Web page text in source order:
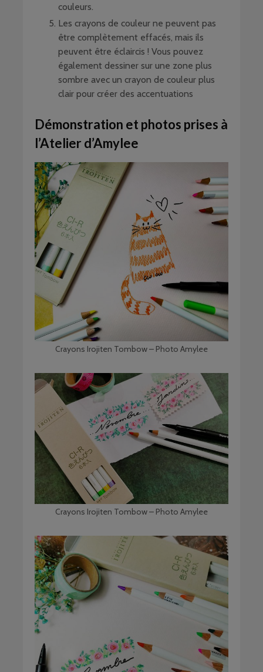
couleurs.
Les crayons de couleur ne peuvent pas
être complètement effacés, mais ils
peuvent être éclaircis ! Vous pouvez
également dessiner sur une zone plus
sombre avec un crayon de couleur plus
clair pour créer des accentuations
Démonstration et photos prises à
l’Atelier d’Amylee
Crayons Irojiten Tombow – Photo Amylee
Crayons Irojiten Tombow – Photo Amylee